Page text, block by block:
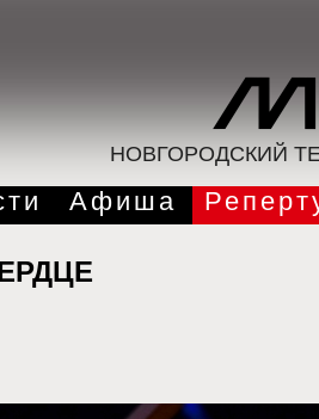
НОВГОРОДСКИЙ
Афиша